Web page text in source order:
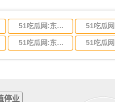
51吃瓜网:东莞到河北省物流专线,东莞到河北省物流公司
51吃瓜网:东莞到山东省物流专线,东莞到山东省物流公司
停业